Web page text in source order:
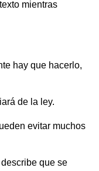
mientras
hay que hacerlo,
de la ley.
evitar muchos
que se